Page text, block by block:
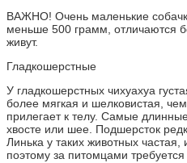
ВАЖНО! Очень маленькие
меньше 500 грамм, отличаются
живут.
Гладкошерстные
У гладкошерстных чихуахуа
более мягкая и шелковистая,
прилегает к телу. Самые
хвосте или шее. Подшерсток
Линька у таких животных
поэтому за питомцами